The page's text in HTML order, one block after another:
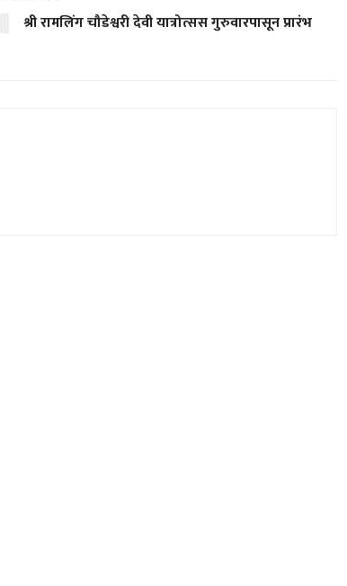
श्री रामलिंग चौडेश्वरी देवी यात्रोत्सस गुरुवारपासून प्रारंभ